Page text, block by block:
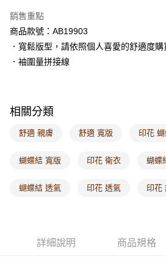
每筆NT$60，滿NT$1,000(含以上)免運費
付款後7-11取貨
每筆NT$60，滿NT$1,000(含以上)免運費
付款後門市自取
每筆NT$60，滿NT$1,000(含以上)免運費
銷售重點
商品款號：AB19903
．寬鬆版型，請依照個人喜愛的舒適度購
．袖圍量拼接線
相關分類
舒適 親膚 舒適 寬版 印花
蝴蝶結 寬版 印花 衛衣 蝴蝶
蝴蝶結 透氣 印花 透氣 印花
詳細說明 商品規格